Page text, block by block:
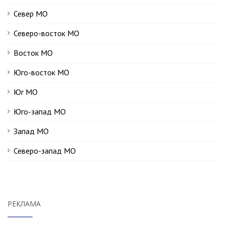
Север МО
Северо-восток МО
Восток МО
Юго-восток МО
Юг МО
Юго-запад МО
Запад МО
Северо-запад МО
РЕКЛАМА